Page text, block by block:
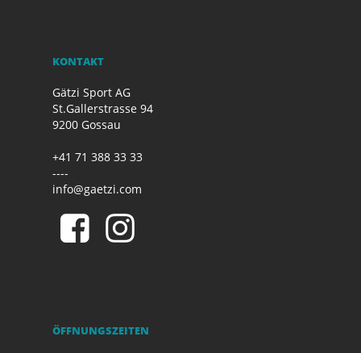
KONTAKT
Gätzi Sport AG
St.Gallerstrasse 94
9200 Gossau
+41 71 388 33 33
----
info@gaetzi.com
ÖFFNUNGSZEITEN